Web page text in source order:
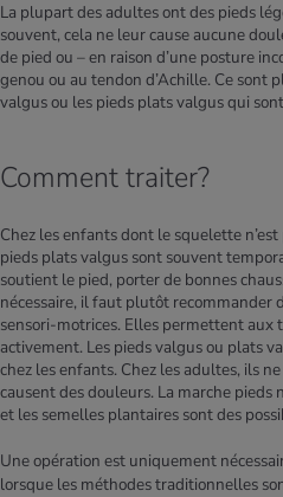
La plupart des adultes ont des pieds
souvent, cela ne leur cause aucune
de pied ou – en raison d’une posture
genou ou au tendon d’Achille. Ce sont
valgus ou les pieds plats valgus qui
Comment traiter?
Chez les enfants dont le squelette
pieds plats valgus sont souvent
soutient le pied, porter de bonnes
nécessaire, il faut plutôt recommander
sensori-motrices. Elles permettent aux
activement. Les pieds valgus ou plats
chez les enfants. Chez les adultes, ils
causent des douleurs. La marche pieds
et les semelles plantaires sont des
Une opération est uniquement
lorsque les méthodes traditionnelles